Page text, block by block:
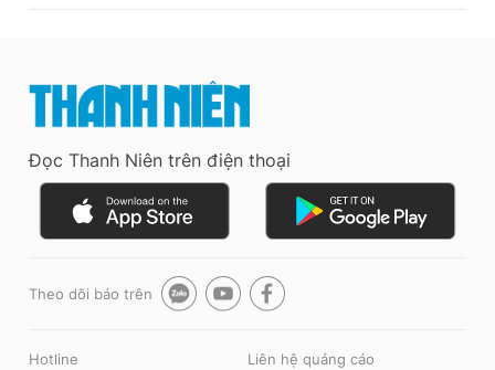
Đọc Thanh Niên trên điện thoại
Theo dõi báo trên
Hotline Liên hệ quảng cáo